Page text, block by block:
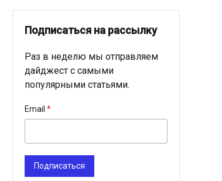
Подписаться на рассылку
Раз в неделю мы отправляем
дайджест с самыми
популярными статьями.
Email
Подписаться